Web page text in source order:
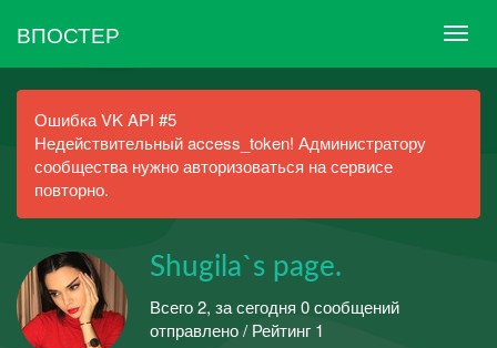
ВПОСТЕР
Ошибка VK API #5
Недействительный access_token! Администратору
сообщества нужно авторизоваться на сервисе
повторно.
Shugila`s page.
Всего 2, за сегодня 0 сообщений
отправлено / Рейтинг 1